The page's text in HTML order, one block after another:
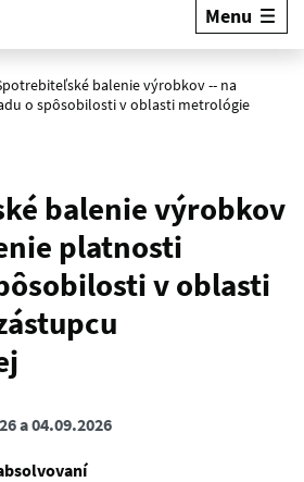
Menu
balenie výrobkov -- na
o spôsobilosti v oblasti metrológie
balenie výrobkov
platnosti
v oblasti
a 04.09.2026